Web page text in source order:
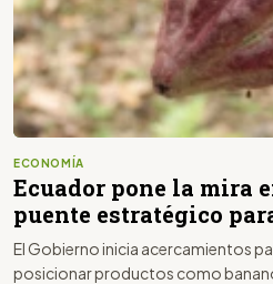
ECONOMÍA
Ecuador pone la mira
puente estratégico
El Gobierno inicia acercamientos
posicionar productos como